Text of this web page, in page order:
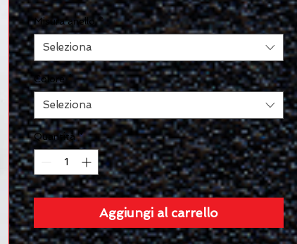
Misura anello *
Seleziona
Colore *
Seleziona
Quantità *
Aggiungi al carrello